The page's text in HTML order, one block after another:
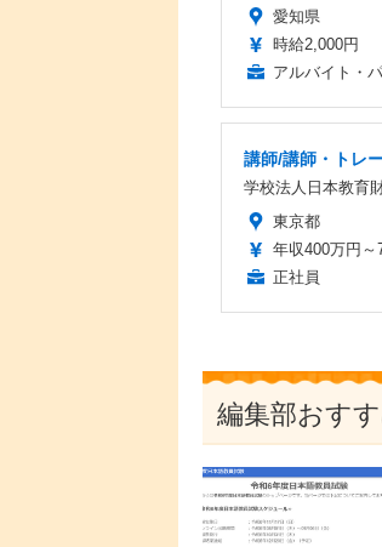
愛知県
時給2,000円
アルバイト・
講師/講師・トレ
学校法人日本教育
東京都
年収400万円～
正社員
編集部おす